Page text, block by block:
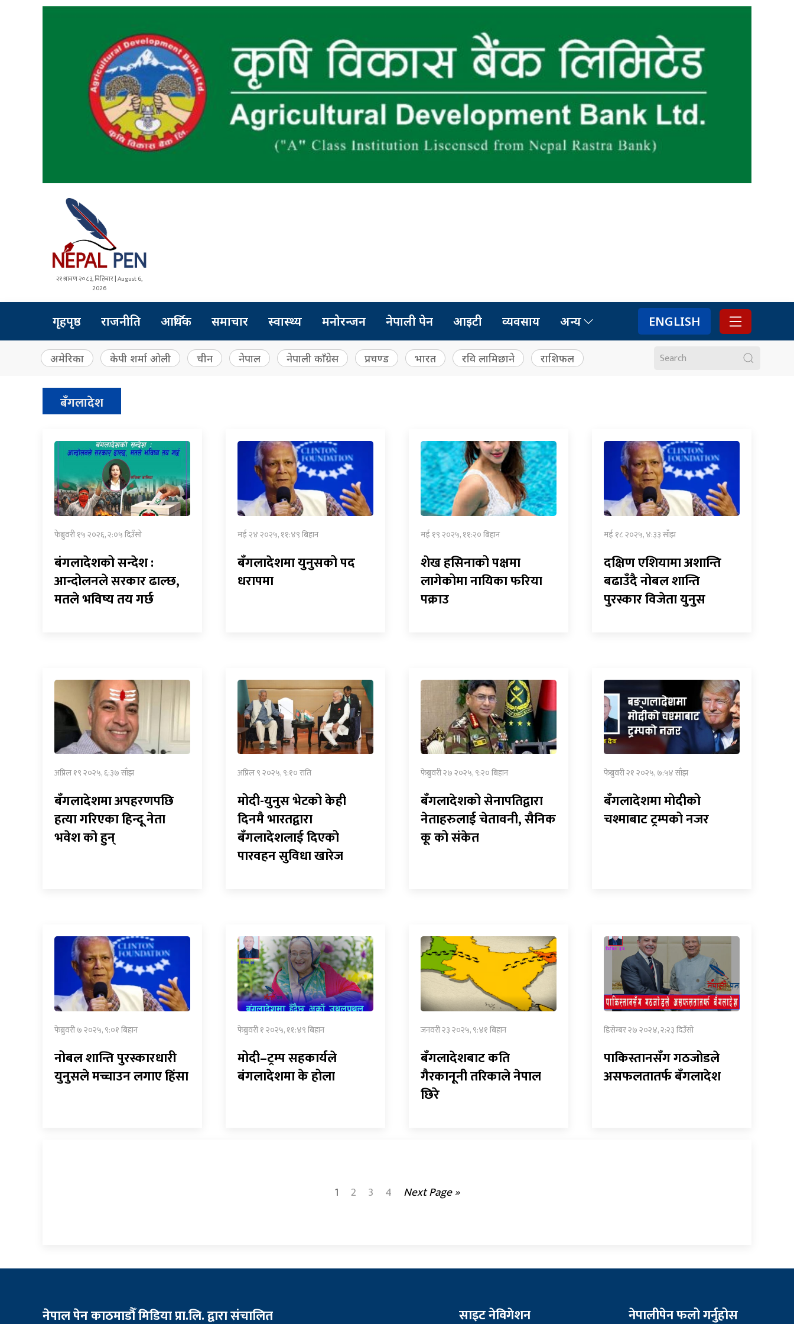
२१ श्रावण २०८३, बिहिबार | August 6,
2026
गृहपृष्ठ राजनीति आर्थिक समाचार स्वास्थ्य मनोरन्जन नेपाली पेन आइटी व्यवसाय अन्य ENGLISH
अमेरिका केपी शर्मा ओली चीन नेपाल नेपाली काँग्रेस प्रचण्ड भारत रवि लामिछाने राशिफल
बँगलादेश
फेब्रुवरी १५ २०२६, २:०५ दिउँसो
बंगलादेशको सन्देश :
आन्दोलनले सरकार ढाल्छ,
मतले भविष्य तय गर्छ
मई २४ २०२५, ११:४९ बिहान
बँगलादेशमा युनुसको पद
धरापमा
मई १९ २०२५, ११:२० बिहान
शेख हसिनाको पक्षमा
लागेकोमा नायिका फरिया
पक्राउ
मई १८ २०२५, ४:३३ साँझ
दक्षिण एशियामा अशान्ति
बढाउँदै नोबल शान्ति
पुरस्कार विजेता युनुस
अप्रिल १९ २०२५, ६:३७ साँझ
बँगलादेशमा अपहरणपछि
हत्या गरिएका हिन्दू नेता
भवेश को हुन्
अप्रिल ९ २०२५, ९:१० राति
मोदी-युनुस भेटको केही
दिनमै भारतद्वारा
बँगलादेशलाई दिएको
पारवहन सुविधा खारेज
फेब्रुवरी २७ २०२५, ९:२० बिहान
बँगलादेशको सेनापतिद्वारा
नेताहरुलाई चेतावनी, सैनिक
कू को संकेत
फेब्रुवरी २१ २०२५, ७:५४ साँझ
बँगलादेशमा मोदीको
चश्माबाट ट्रम्पको नजर
फेब्रुवरी ७ २०२५, ९:०१ बिहान
नोबल शान्ति पुरस्कारधारी
युनुसले मच्चाउन लगाए हिंसा
फेब्रुवरी १ २०२५, ११:४९ बिहान
मोदी–ट्रम्प सहकार्यले
बंगलादेशमा के होला
जनवरी २३ २०२५, ९:४१ बिहान
बँगलादेशबाट कति
गैरकानूनी तरिकाले नेपाल
छिरे
डिसेम्बर २७ २०२४, २:२३ दिउँसो
पाकिस्तानसँग गठजोडले
असफलतातर्फ बँगलादेश
1 2 3 4 Next Page »
नेपाल पेन काठमाडौँ मिडिया प्रा.लि. द्वारा संचालित साइट नेविगेशन नेपालीपेन फलो गर्नुहोस